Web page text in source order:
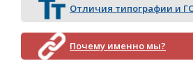
Отличия типографии и
Почему именно мы?